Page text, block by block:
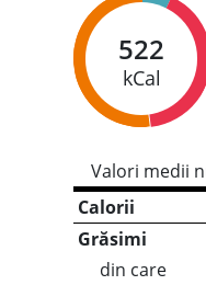
522
kCal
Valori medii
Calorii
Grăsimi
din care